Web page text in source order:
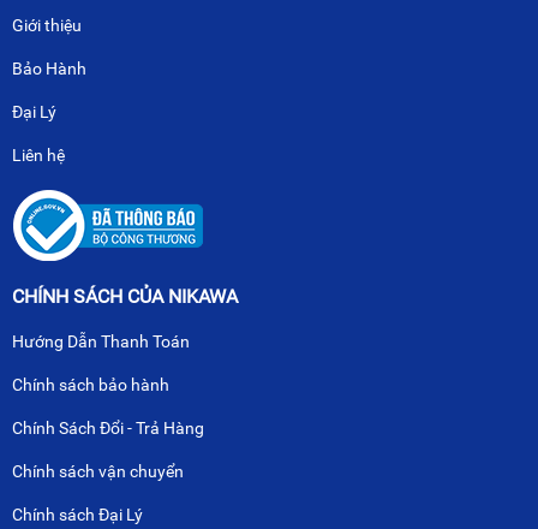
Giới thiệu
Bảo Hành
Đại Lý
Liên hệ
CHÍNH SÁCH CỦA NIKAWA
Hướng Dẫn Thanh Toán
Chính sách bảo hành
Chính Sách Đổi - Trả Hàng
Chính sách vận chuyển
Chính sách Đại Lý